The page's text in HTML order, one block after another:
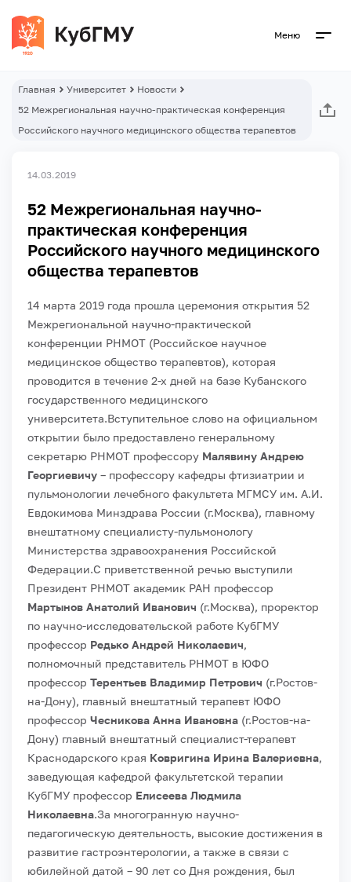
Меню
Главная Университет
Новости
52 Межрегиональная научно-практическая конференция
Российского научного медицинского общества терапевтов
14.03.2019
52 Межрегиональная научно-
практическая конференция
Российского научного медицинского
общества терапевтов
14 марта 2019 года прошла церемония открытия 52
Межрегиональной научно-практической
конференции РНМОТ (Российское научное
медицинское общество терапевтов), которая
проводится в течение 2-х дней на базе Кубанского
государственного медицинского
университета.Вступительное слово на официальном
открытии было предоставлено генеральному
секретарю РНМОТ профессору Малявину Андрею
Георгиевичу – профессору кафедры фтизиатрии и
пульмонологии лечебного факультета МГМСУ им. А.И.
Евдокимова Минздрава России (г.Москва), главному
внештатному специалисту-пульмонологу
Министерства здравоохранения Российской
Федерации.С приветственной речью выступили
Президент РНМОТ академик РАН профессор
Мартынов Анатолий Иванович (г.Москва), проректор
по научно-исследовательской работе КубГМУ
профессор Редько Андрей Николаевич,
полномочный представитель РНМОТ в ЮФО
профессор Терентьев Владимир Петрович (г.Ростов-
на-Дону), главный внештатный терапевт ЮФО
профессор Чесникова Анна Ивановна (г.Ростов-на-
Дону) главный внештатный специалист-терапевт
Краснодарского края Ковригина Ирина Валериевна,
заведующая кафедрой факультетской терапии
КубГМУ профессор Елисеева Людмила
Николаевна.За многогранную научно-
педагогическую деятельность, высокие достижения в
развитие гастроэнтерологии, а также в связи с
юбилейной датой – 90 лет со Дня рождения, был